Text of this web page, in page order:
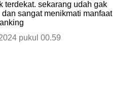
terdekat. sekarang udah gak
dan sangat menikmati manfaat
pukul 00.59